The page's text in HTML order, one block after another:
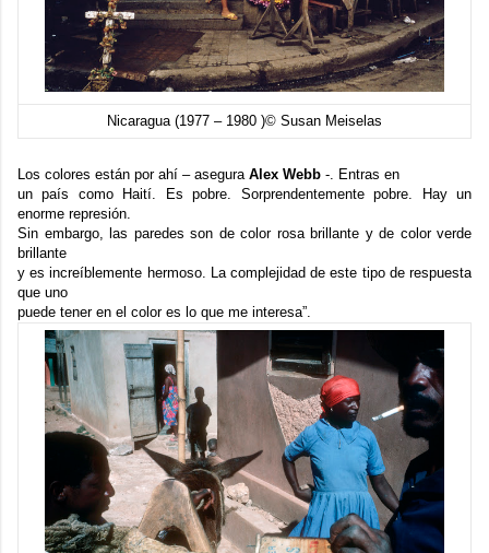
Nicaragua (1977 – 1980 )© Susan Meiselas
Los colores están por ahí – asegura Alex Webb -. Entras en
un país como Haití. Es pobre. Sorprendentemente pobre. Hay un
enorme represión.
Sin embargo, las paredes son de color rosa brillante y de color verde
brillante
y es increíblemente hermoso. La complejidad de este tipo de respuesta
que uno
puede tener en el color es lo que me interesa”.